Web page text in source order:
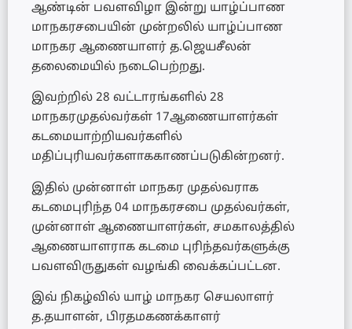
ஆண்டின் பவளவிழா இன்று யாழ்ப்பாண
மாநகரசபையின் முன்றலில் யாழ்ப்பாண
மாநகர ஆணையாளர் த.ஜெயசீலன்
தலைமையில் நடைபெற்றது.
இவற்றில் 28 வட்டாரங்களில் 28
மாநகரமுதல்வர்கள் 17ஆணையாளர்கள்
கடமையாற்றியவர்களில்
மதிப்புரியவர்களாககாணப்படுகின்றனர்.
இதில் முன்னாள் மாநகர முதல்வராக
கடமைபுரிந்த 04 மாநகரசபை முதல்வர்கள்,
முன்னாள் ஆணையாளர்கள், சமகாலத்தில்
ஆணையாளராக கடமை புரிந்தவர்களுக்கு
பவளவிருதுகள் வழங்கி வைக்கப்பட்டன.
இவ் நிகழ்வில் யாழ் மாநகர செயலாளர்
த.தயாளன், பிரதமகணக்காளர்